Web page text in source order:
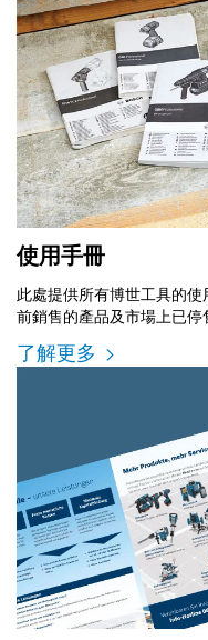
使用手冊
此處提供所有博世工具的
前銷售的產品及市場上已停
了解更多